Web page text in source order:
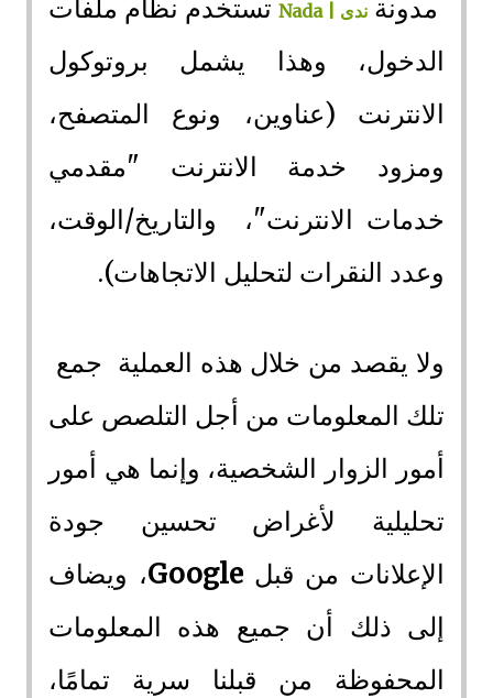
مدونة ندى | Nada
تستخدم نظام ملفات
الدخول، وهذا يشمل بروتوكول
الانترنت (عناوين، ونوع المتصفح،
ومزود خدمة الانترنت "مقدمي
خدمات الانترنت"، والتاريخ/الوقت،
وعدد النقرات لتحليل الاتجاهات).
ولا يقصد من خلال هذه العملية جمع
تلك المعلومات من أجل التلصص على
أمور الزوار الشخصية، وإنما هي أمور
تحليلية لأغراض تحسين جودة
الإعلانات من قبل Google، ويضاف
إلى ذلك أن جميع هذه المعلومات
المحفوظة من قبلنا سرية تمامًا،